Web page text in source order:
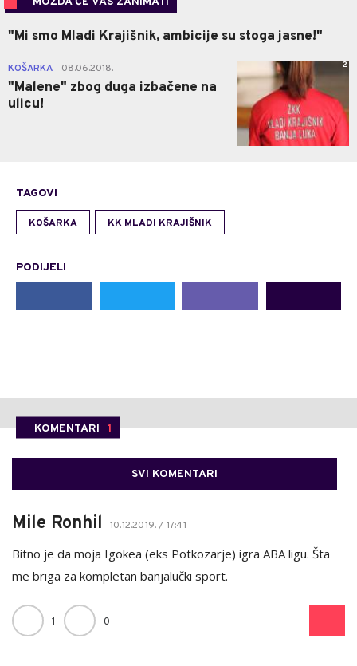
"Mi smo Mladi Krajišnik, ambicije su stoga jasne!"
KOŠARKA 08.06.2018.
"Malene" zbog duga izbačene na
ulicu!
2
TAGOVI
KOŠARKA KK MLADI KRAJIŠNIK
PODIJELI
KOMENTARI 1
SVI KOMENTARI
Mile Ronhil 10.12.2019. / 17:41
Bitno je da moja Igokea (eks Potkozarje) igra ABA ligu. Šta
me briga za kompletan banjalučki sport.
1 0